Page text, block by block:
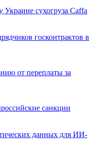
сухогруза Caffa
госконтрактов в
от переплаты за
санкции
данных для ИИ-